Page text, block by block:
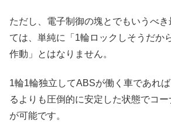
ただし、電子制御の塊とでもいうべ
ては、単純に「1輪ロックしそうだか
作動」とはなりません。
1輪1輪独立してABSが働く車であれ
るよりも圧倒的に安定した状態でコ
が可能です。